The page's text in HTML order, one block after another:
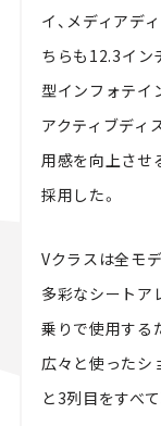
イ、メディアデ
ちらも12.3イン
型インフォテイ
アクティブディ
用感を向上させ
採用した。
Vクラスは全モ
多彩なシートア
乗りで使用する
広々と使ったシ
と3列目をすべ